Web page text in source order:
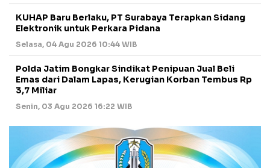
KUHAP Baru Berlaku, PT Surabaya Terapkan Sidang
Elektronik untuk Perkara Pidana
Selasa, 04 Agu 2026 10:44 WIB
Polda Jatim Bongkar Sindikat Penipuan Jual Beli
Emas dari Dalam Lapas, Kerugian Korban Tembus Rp
3,7 Miliar
Senin, 03 Agu 2026 16:22 WIB